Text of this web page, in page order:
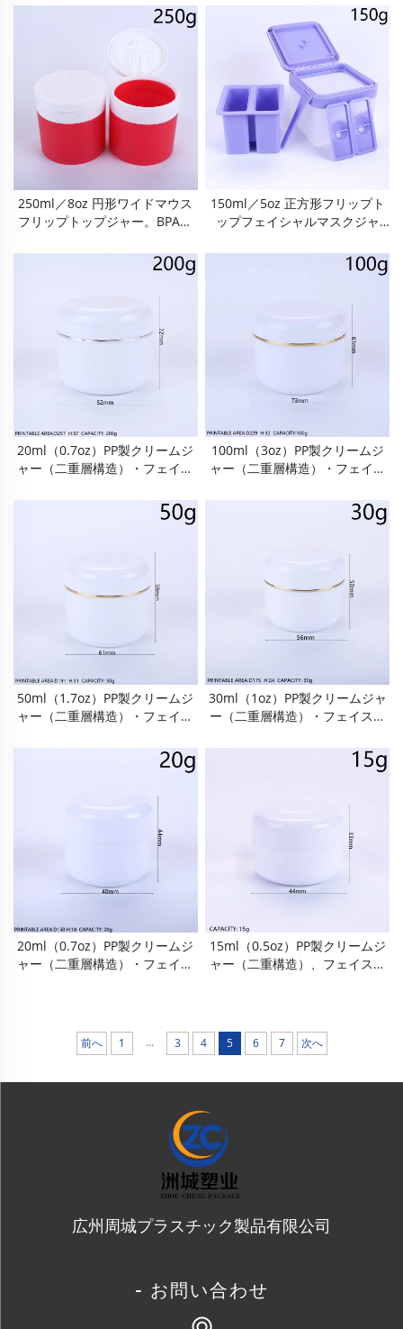
（PP）製、気密性・漏れ防止・
酸化防止機能付き。フロスト透
明仕様、耐衝撃性、使いやすく
ンジングバーム、クレイマス
ク、スクラブ、クリーム用。携
帯に便利なトラベルサイズ、
ン（PP）製、気密性・漏れ防
止・酸化防止機能付き。フロス
ト透明仕様、耐衝撃性、使いや
すく洗浄も簡単、再利用可能。
クレンジングバーム、クレイマ
スク、スクラブ、クリーム用。
携帯に便利なトラベルサイズ、
250ml／8oz 円形ワイドマウス
フリップトップジャー。BPAフ
止・酸化防止。フロスト透明仕
様、耐衝撃性、使いやすく清掃
クラブ、クリームなどに最適。
携帯・旅行用にも便利。
150ml／5oz 正方形フリップト
ップフェイシャルマスクジャ
（内側ライナー付き）、2層式コ
ンパートメント、内蔵スパチュ
外し可能なライナーで湿気と乾
燥の分離が可能。
20ml（0.7oz）PP製クリームジ
ャー（二重層構造）・フェイス
ボトル・フェイスクリームボト
ル・クリームディスペンシング
De・BPAフリーPP素材の二重層
に優れた旅行用サンプルサイズ
用ディスペンシング容器
100ml（3oz）PP製クリームジ
ャー（二重層構造）・フェイス
ボトル・フェイスクリームボト
ル・クリームディスペンシング
De・BPAフリーPP素材の二重層
設計で、気密性・漏れ防止性能
に優れた旅行用サンプルサイズ
用ディスペンシング容器
50ml（1.7oz）PP製クリームジ
ャー（二重層構造）・フェイス
ボトル・フェイスクリームボト
ル・クリームディスペンシング
に優れた旅行用サンプルサイズ
用ディスペンシング容器
30ml（1oz）PP製クリームジャ
ー（二重層構造）・フェイスク
トル・フェイスクリームボト
ル・クリームディスペンシング
De・BPAフリーPP素材の二重層
設計で、気密性・漏れ防止性能
に優れた旅行用サンプルサイズ
用ディスペンシング容器
20ml（0.7oz）PP製クリームジ
ャー（二重層構造）・フェイス
ボトル。携帯に便利な食品 Gra
De・BPAフリーPP素材の二重層
のスキンケア・コスメティック
用ディスペンシング容器
15ml（0.5oz）PP製クリームジ
ャー（二重構造）、フェイスク
ボトル。携帯に便利な食品級・
BPAフリーPP二重構造設計で、
前へ 1 ... 3 4 5 6 7 次へ
広州周城プラスチック製品有限公司
- お問い合わせ